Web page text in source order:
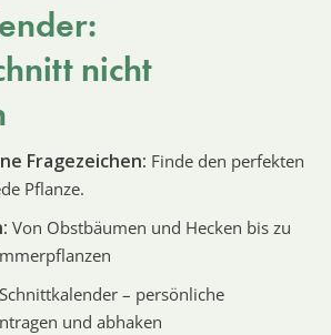
nicht
Fragezeichen: Finde den perfekten
Pflanze.
Von Obstbäumen und Hecken bis zu
– persönliche
und abhaken